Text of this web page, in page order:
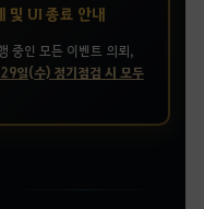
및 UI 종료 안내
중인 모든 이벤트 의뢰,
일(수) 정기점검 시 모두